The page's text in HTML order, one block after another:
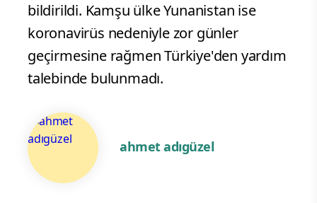
bildirildi. Kamşu ülke Yunanistan ise
koronavirüs nedeniyle zor günler
geçirmesine rağmen Türkiye'den yardım
talebinde bulunmadı.
ahmet adıgüzel